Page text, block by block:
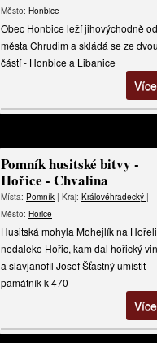
Město: Honbice
Obec Honbice leží jihovýchodně od
města Chrudim a skládá se ze dvou
částí - Honbice a Libanice
Pomník husitské bitvy -
Hořice - Chvalina
Místa: Pomník | Kraj: Královéhradecký |
Město: Hořice
Husitská mohyla Mohejlík na
nedaleko Hořic, kam dal hořický
a slavjanofil Josef Šťastný umístit
památník k 470